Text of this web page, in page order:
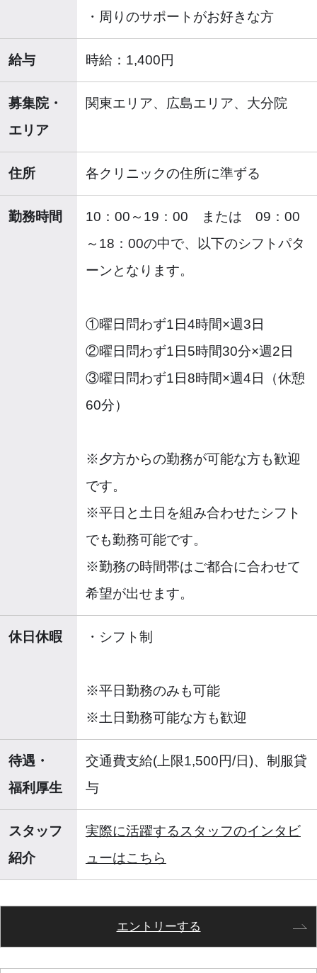
・周りのサポートがお好きな方
給与 時給：1,400円
募集院・
エリア
関東エリア、広島エリア、大分院
住所 各クリニックの住所に準ずる
勤務時間
10：00～19：00 または 09：00
～18：00の中で、以下のシフトパタ
ーンとなります。
①曜日問わず1日4時間×週3日
②曜日問わず1日5時間30分×週2日
③曜日問わず1日8時間×週4日（休憩
60分）
※夕方からの勤務が可能な方も歓迎
です。
※平日と土日を組み合わせたシフト
でも勤務可能です。
※勤務の時間帯はご都合に合わせて
希望が出せます。
休日休暇 ・シフト制
※平日勤務のみも可能
※土日勤務可能な方も歓迎
待遇・
福利厚生
交通費支給(上限1,500円/日)、制服貸
与
スタッフ
紹介
実際に活躍するスタッフのインタビ
ューはこちら
エントリーする